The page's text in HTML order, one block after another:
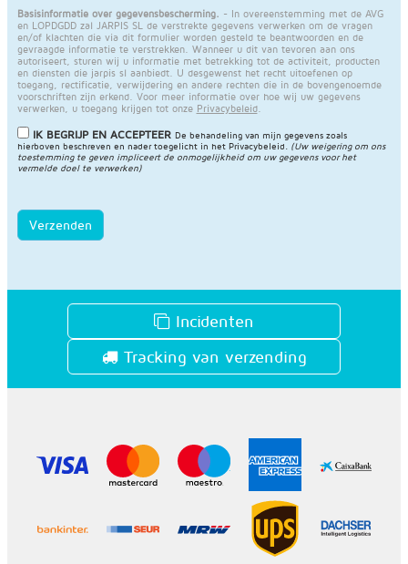
Basisinformatie over gegevensbescherming. - In overeenstemming met de AVG
en LOPDGDD zal JARPIS SL de verstrekte gegevens verwerken om de vragen
en/of klachten die via dit formulier worden gesteld te beantwoorden en de
gevraagde informatie te verstrekken. Wanneer u dit van tevoren aan ons
autoriseert, sturen wij u informatie met betrekking tot de activiteit, producten
en diensten die jarpis sl aanbiedt. U desgewenst het recht uitoefenen op
toegang, rectificatie, verwijdering en andere rechten die in de bovengenoemde
voorschriften zijn erkend. Voor meer informatie over hoe wij uw gegevens
verwerken, u toegang krijgen tot onze Privacybeleid.
IK BEGRIJP EN ACCEPTEER De behandeling van mijn gegevens zoals
hierboven beschreven en nader toegelicht in het Privacybeleid
(Uw weigering om ons
toestemming te geven impliceert de onmogelijkheid om uw gegevens voor het
vermelde doel te verwerken)
Verzenden
Incidenten
Tracking van verzending